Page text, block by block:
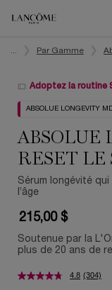
Par Gamme
Adoptez la routine
ABSOLUE LONGEVITY
ABSOLUE
RESET LE
Sérum longévité
l’âge​
215,00 $
Soutenue par la
plus de 20 ans de
4.8 (304)